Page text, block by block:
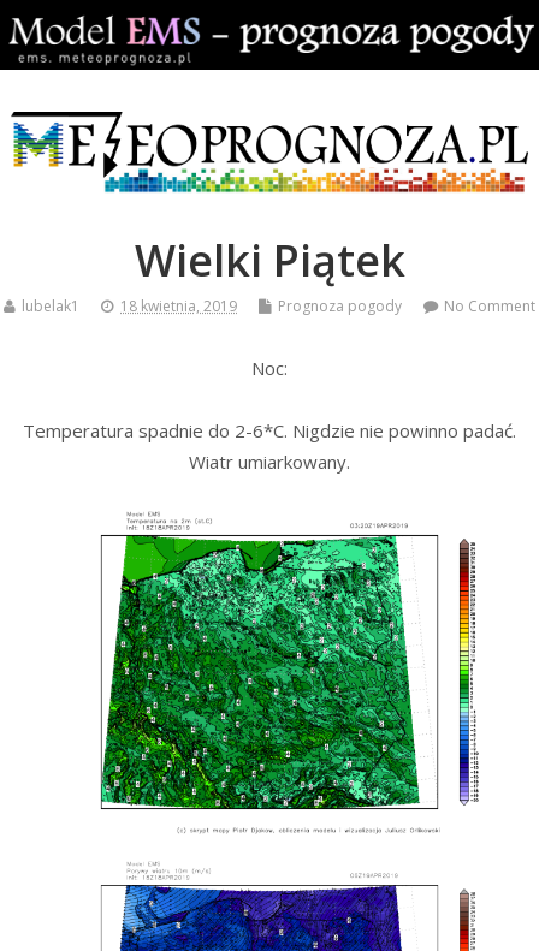
Wielki Piątek
lubelak1 18 kwietnia, 2019 Prognoza pogody No Comment
Noc:
Temperatura spadnie do 2-6*C. Nigdzie nie powinno padać.
Wiatr umiarkowany.